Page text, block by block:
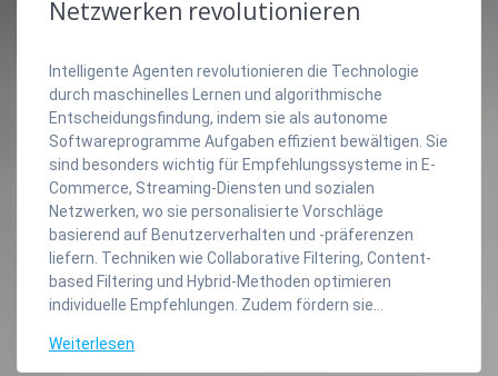
Netzwerken revolutionieren
Intelligente Agenten revolutionieren die Technologie
durch maschinelles Lernen und algorithmische
Entscheidungsfindung, indem sie als autonome
Softwareprogramme Aufgaben effizient bewältigen. Sie
sind besonders wichtig für Empfehlungssysteme in E-
Commerce, Streaming-Diensten und sozialen
Netzwerken, wo sie personalisierte Vorschläge
basierend auf Benutzerverhalten und -präferenzen
liefern. Techniken wie Collaborative Filtering, Content-
based Filtering und Hybrid-Methoden optimieren
individuelle Empfehlungen. Zudem fördern sie…
Weiterlesen